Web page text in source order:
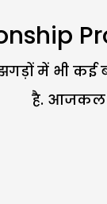
में भी
है. आजकल